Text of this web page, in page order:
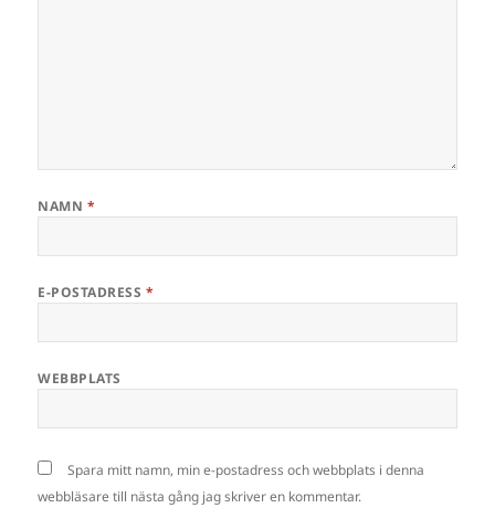
NAMN *
E-POSTADRESS *
WEBBPLATS
Spara mitt namn, min e-postadress och webbplats i denna
webbläsare till nästa gång jag skriver en kommentar.